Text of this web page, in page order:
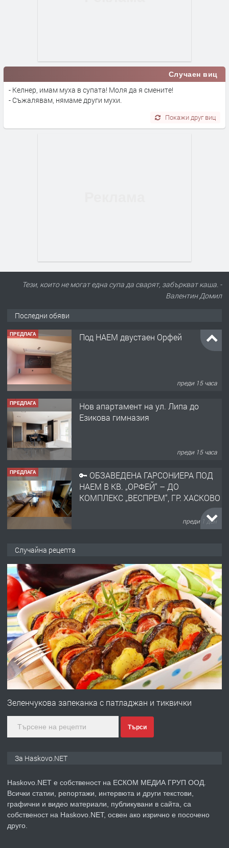
Случаен виц
- Келнер, имам муха в супата! Моля да я смените!
- Съжалявам, нямаме други мухи.
Покажи друг виц
Тези, които не могат една супа да сварят, забъркват каша. -
Валентин Домил
Последни обяви
ПРЕДЛАГА Под НАЕМ двустаен Орфей
преди 15 часа
ПРЕДЛАГА
Нов апартамент на ул. Липа до
Езикова гимназия
преди 15 часа
ПРЕДЛАГА
🔑 ОБЗАВЕДЕНА ГАРСОНИЕРА ПОД
НАЕМ В КВ. „ОРФЕЙ“ – ДО
КОМПЛЕКС „ВЕСПРЕМ“, ГР. ХАСКОВО
преди 1 ден
АПАРТАМЕНТ В ЦЕНТЪРА НА ГР.
ХАСКОВО
преди 2 дни
ПРЕДЛАГА Давам гараж под наем
преди 2 дни
ПРЕДЛАГА
№4120 Магазин/Офис под наем в кв.
градската градина!
преди 3 дни
ПРЕДЛАГА
Продавам парцел в гр. Хасково кв.
Случайна рецепта
Зеленчукова запеканка с патладжан и тиквички
Търси
За Haskovo.NET
Haskovo.NET е собственост на ЕСКОМ МЕДИА ГРУП ООД.
Всички статии, репортажи, интервюта и други текстови,
графични и видео материали, публикувани в сайта, са
собственост на Haskovo.NET, освен ако изрично е посочено
друго.